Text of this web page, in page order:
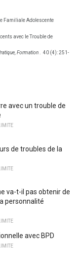
Familiale Adolescente
avec le Trouble de
Formation 40 (4): 251-
avec un trouble de
de troubles de la
va-t-il pas obtenir de
personnalité
avec BPD